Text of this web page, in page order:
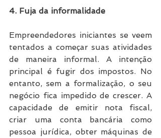
4. Fuja da informalidade
Empreendedores iniciantes se veem
tentados a começar suas atividades
de maneira informal. A intenção
principal é fugir dos impostos. No
entanto, sem a formalização, o seu
negócio fica impedido de crescer. A
capacidade de emitir nota fiscal,
criar uma conta bancária como
pessoa jurídica, obter máquinas de